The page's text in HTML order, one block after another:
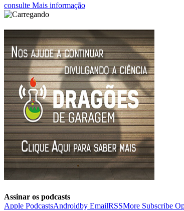
consulte Mais informação
Assinar os podcasts
Apple PodcastsAndroidby EmailRSSMore Subscribe